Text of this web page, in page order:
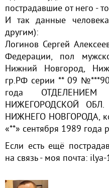
пострадавшие от него -
И так данные
другим):
Логинов Сергей
Федерации, пол
Нижний Новгород,
гр.РФ серии ** 09
года
НИЖЕГОРОДСКОЙ
НИЖНЕГО НОВГОРОДА,
«**» сентября 1989 года
Если есть ещё
на связь - моя почта: